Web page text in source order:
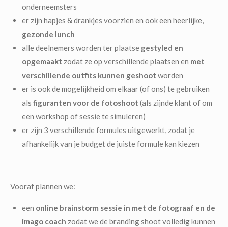
onderneemsters
er zijn hapjes & drankjes voorzien en ook een heerlijke,
gezonde lunch
alle deelnemers worden ter plaatse gestyled en
opgemaakt zodat ze op verschillende plaatsen en met
verschillende outfits kunnen geshoot worden
er is ook de mogelijkheid om elkaar (of ons) te gebruiken
als figuranten voor de fotoshoot (als zijnde klant of om
een workshop of sessie te simuleren)
er zijn 3 verschillende formules uitgewerkt, zodat je
afhankelijk van je budget de juiste formule kan kiezen
Vooraf plannen we:
een online brainstorm sessie in met de fotograaf en de
imago coach zodat we de branding shoot volledig kunnen